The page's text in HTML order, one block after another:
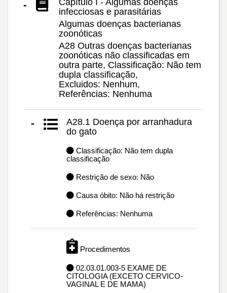
-
Capítulo I - Algumas doenças
infecciosas e parasitárias
Algumas doenças bacterianas
zoonóticas
A28 Outras doenças bacterianas
zoonóticas não classificadas em
outra parte, Classificação: Não tem
dupla classificação,
Excluidos: Nenhum,
Referências: Nenhuma
-
A28.1 Doença por arranhadura
do gato
Classificação: Não tem dupla
classificação
Restrição de sexo: Não
Causa óbito: Não há restrição
Referências: Nenhuma
Procedimentos
02.03.01.003-5 EXAME DE
CITOLOGIA (EXCETO CERVICO-
VAGINAL E DE MAMA)